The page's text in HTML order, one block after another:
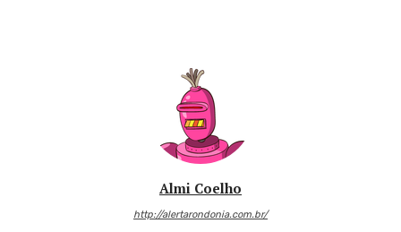
Almi Coelho
http://alertarondonia.com.br/